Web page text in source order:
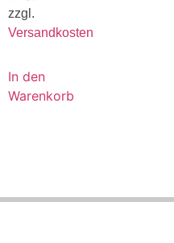
zzgl.
Versandkosten
In den
Warenkorb